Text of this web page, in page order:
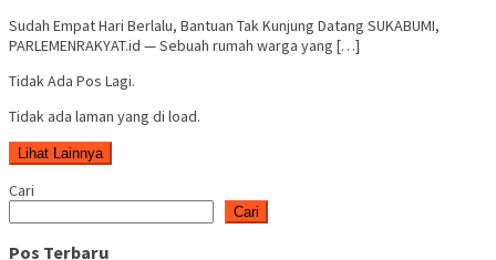
Sudah Empat Hari Berlalu, Bantuan Tak Kunjung Datang SUKABUMI,
PARLEMENRAKYAT.id — Sebuah rumah warga yang […]
Tidak Ada Pos Lagi.
Tidak ada laman yang di load.
Lihat Lainnya
Cari
Cari
Pos Terbaru